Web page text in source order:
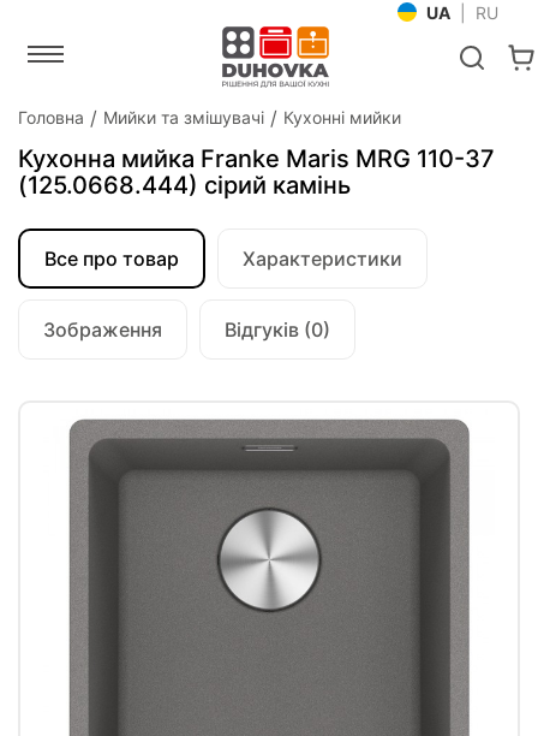
UA RU
Головна Мийки та змішувачі Кухонні мийки
Кухонна мийка Franke Maris MRG 110-37
(125.0668.444) сірий камінь
Все про товар Характеристики
Зображення Відгуків (0)